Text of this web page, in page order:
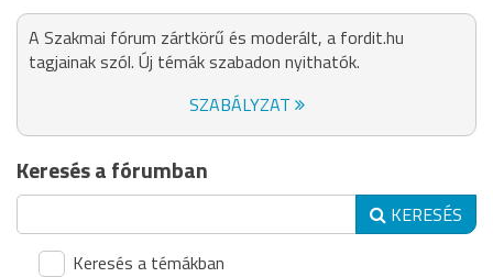
A Szakmai fórum zártkörű és moderált, a fordit.hu
tagjainak szól. Új témák szabadon nyithatók.
SZABÁLYZAT
Keresés a fórumban
KERESÉS
Keresés a témákban